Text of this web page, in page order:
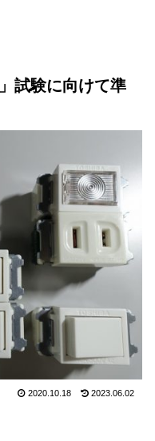
試験に向けて準
2020.10.18 2023.06.02